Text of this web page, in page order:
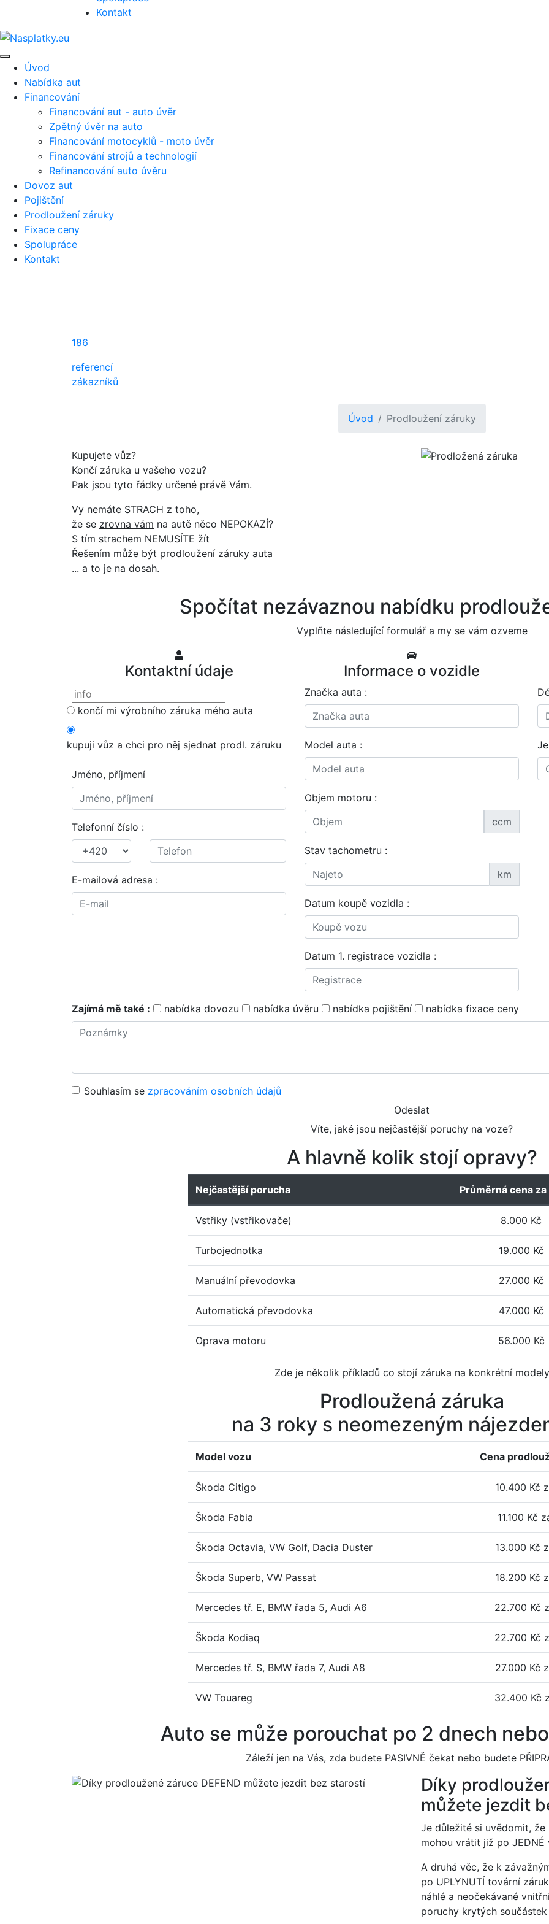
Kontakt
Úvod
Nabídka aut
Financování
Financování aut - auto úvěr
Zpětný úvěr na auto
Financování motocyklů - moto úvěr
Financování strojů a technologií
Refinancování auto úvěru
Dovoz aut
Pojištění
Prodloužení záruky
Fixace ceny
Spolupráce
Kontakt
186
referencí
zákazníků
Úvod Prodloužení záruky
Kupujete vůz?
Končí záruka u vašeho vozu?
Pak jsou tyto řádky určené právě Vám.
Vy nemáte STRACH z toho,
že se zrovna vám na autě něco NEPOKAZÍ?
S tím strachem NEMUSÍTE žít
Řešením může být prodloužení záruky auta
... a to je na dosah.
Spočítat nezávaznou nabídku
Vyplňte následující formulář a my se vám ozveme
Kontaktní údaje
končí mi výrobního záruka mého auta
kupuji vůz a chci pro něj sjednat prodl. záruku
Jméno, příjmení
Telefonní číslo :
E-mailová adresa :
Informace o vozidle
Značka auta :
Model auta :
Objem motoru :
ccm
Stav tachometru :
km
Datum koupě vozidla :
Datum 1. registrace vozidla :
Zajímá mě také : nabídka dovozu nabídka úvěru nabídka pojištění nabídka fixace ceny
Souhlasím se zpracováním osobních údajů
Odeslat
Víte, jaké jsou nejčastější poruchy na voze?
A hlavně kolik stojí opravy?
Nejčastější porucha Průměrná cena
Vstřiky (vstřikovače) 8.000 Kč
Turbojednotka 19.000 Kč
Manuální převodovka 27.000 Kč
Automatická převodovka 47.000 Kč
Oprava motoru 56.000 Kč
Zde je několik příkladů co stojí záruka na konkrétní modely
Prodloužená záruka
na 3 roky s neomezeným
Model vozu Cena
Škoda Citigo 10.400 Kč
Škoda Fabia 11.100 Kč
Škoda Octavia, VW Golf, Dacia Duster 13.000 Kč
Škoda Superb, VW Passat 18.200 Kč
Mercedes tř. E, BMW řada 5, Audi A6 22.700 Kč
Škoda Kodiaq 22.700 Kč
Mercedes tř. S, BMW řada 7, Audi A8 27.000 Kč
VW Touareg 32.400 Kč
Auto se může porouchat po 2 dnech
Záleží jen na Vás, zda budete PASIVNĚ čekat nebo budete
Díky
můžete jezdit
Je důležité si uvědomit, že
mohou vrátit již po JEDNÉ
A druhá věc, že k
po UPLYNUTÍ tovární
náhlé a neočekávané
poruchy krytých